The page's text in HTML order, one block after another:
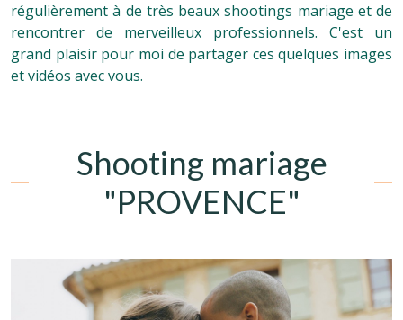
régulièrement à de très beaux shootings mariage et de
rencontrer de merveilleux professionnels. C'est un
grand plaisir pour moi de partager ces quelques images
et vidéos avec vous.
Shooting mariage
"PROVENCE"